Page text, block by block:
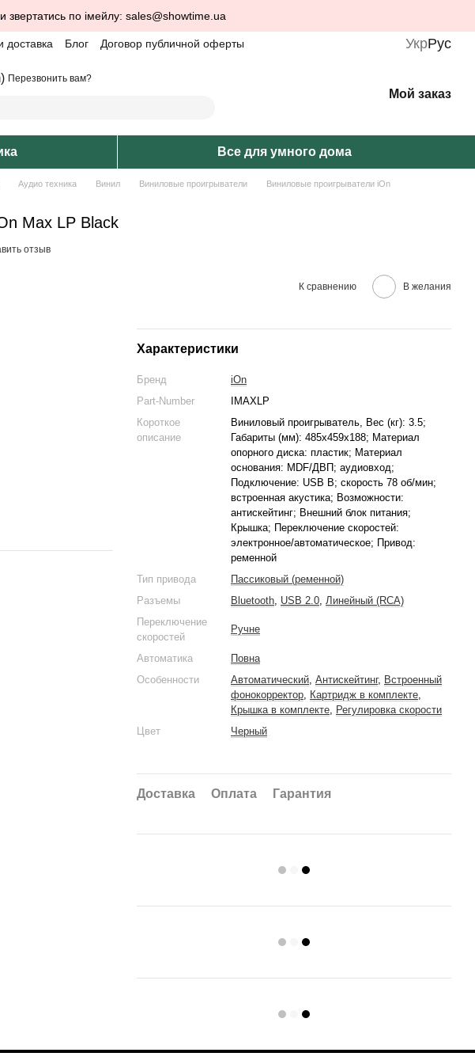
по імейлу: sales@showtime.ua
доставка Блог Договор публичной оферты УкрРус
Перезвонить вам?
Мой заказ
Все для умного дома
Аудио техника Винил Виниловые проигрыватели
Виниловые проигрыватели iOn
Max LP Black
отзыв
К сравнению В желания
Характеристики
Бренд
iOn
Part-Number
IMAXLP
Короткое
описание
Виниловый проигрыватель, Вес (кг): 3.5;
Габариты (мм): 485x459x188; Материал
опорного диска: пластик; Материал
основания: MDF/ДВП; аудиовход;
Подключение: USB B; скорость 78 об/мин;
встроенная акустика; Возможности:
антискейтинг; Внешний блок питания;
Крышка; Переключение скоростей:
электронное/автоматическое; Привод:
ременной
Тип привода
Пассиковый (ременной)
Разъемы
Bluetooth, USB 2.0, Линейный (RCA)
Переключение
скоростей
Ручне
Автоматика
Повна
Особенности
Автоматический, Антискейтинг, Встроенный
фонокорректор, Картридж в комплекте,
Крышка в комплекте, Регулировка скорости
Цвет
Черный
Доставка Оплата Гарантия